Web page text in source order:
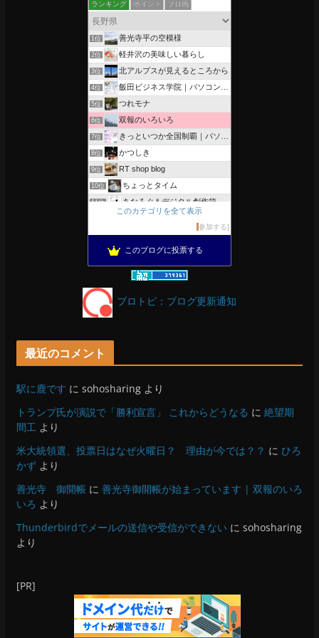
ランキング ポイント ブロ画
1位 善光寺平の空模様
2位 軽井沢の美味しい暮らし
3位 北アルプスが見えるところから
4位 飯田ビジネス学院｜パソコン、簿記、公共職業訓練と求職者支援
5位 つれモナ
6位 双報のいろいろ
7位 きっといつか全国制覇｜パソコン教室、簿記教室のスタッフブログ
8位 かつしき
9位 RT shop blog
10位 ちょっとタイム
11位 あなろぐ＆デジタル創作箱
軽井沢まったり生活 柴犬とともに
13位 ぴきょログ 軽井沢でぐーたら生活
OESセｴラ＆レイラ何気ない風景
15位 信州ワクワク
このカテゴリを全て表示
参加する
このブログに投票する
ブロトピ：ブログ更新通知
最近のコメント
駅に鹿です に sohosharingより
トランプ氏が演説で「勝利宣言」 これからどうなる に 絶望期
間工 より
米大統領選、投票日はなぜ火曜日？ 理由が今では？？ に ひろ
かずより
善光寺 御開帳 に 善光寺御開帳が始まっています | 双報のいろ
いろ より
Thunderbirdでメールの送信や受信ができない に sohosharing
より
[PR]